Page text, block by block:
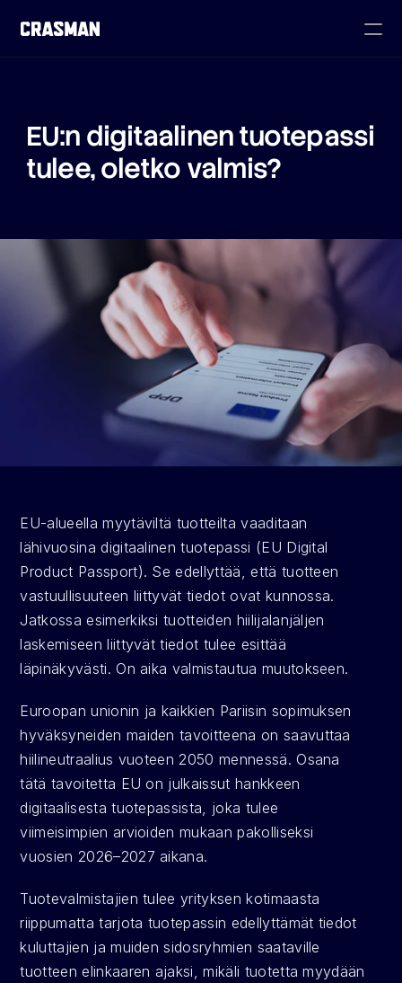
EU:n digitaalinen tuotepassi
tulee, oletko valmis?
EU-alueella myytäviltä tuotteilta vaaditaan
lähivuosina digitaalinen tuotepassi (EU Digital
Product Passport). Se edellyttää, että tuotteen
vastuullisuuteen liittyvät tiedot ovat kunnossa.
Jatkossa esimerkiksi tuotteiden hiilijalanjäljen
laskemiseen liittyvät tiedot tulee esittää
läpinäkyvästi. On aika valmistautua muutokseen.
Euroopan unionin ja kaikkien Pariisin sopimuksen
hyväksyneiden maiden tavoitteena on saavuttaa
hiilineutraalius vuoteen 2050 mennessä. Osana
tätä tavoitetta EU on julkaissut hankkeen
digitaalisesta tuotepassista, joka tulee
viimeisimpien arvioiden mukaan pakolliseksi
vuosien 2026–2027 aikana.
Tuotevalmistajien tulee yrityksen kotimaasta
riippumatta tarjota tuotepassin edellyttämät tiedot
kuluttajien ja muiden sidosryhmien saataville
tuotteen elinkaaren ajaksi, mikäli tuotetta myydään